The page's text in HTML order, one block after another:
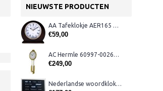
NIEUWSTE PRODUCTEN
AA Tafeklokje AER165 noten
€59,00
AC Hermle 60997-00261 wandklok
€249,00
Nederlandse woordklok zwart AMS 1265